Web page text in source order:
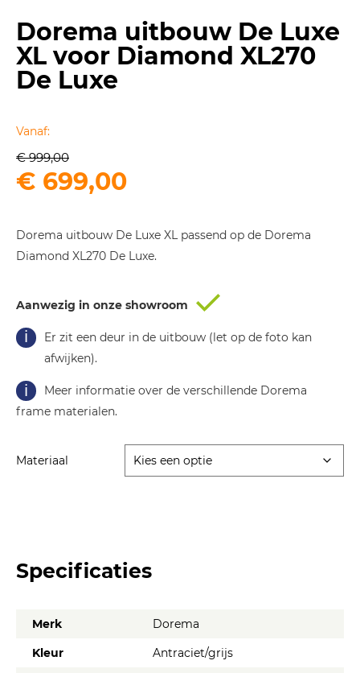
Dorema uitbouw De Luxe
XL voor Diamond XL270
De Luxe
Vanaf:
€999,00
Oorspronkelijke
was:
€ 999,00.
€ 699,00Huidige
is:
€ 699,00.
Dorema uitbouw De Luxe XL passend op de Dorema
Diamond XL270 De Luxe.
Aanwezig in onze showroom
Er zit een deur in de uitbouw (let op de foto kan
afwijken).
Meer informatie over de verschillende Dorema
frame materialen.
Materiaal
Specificaties
Merk
Dorema
Kleur
Antraciet/grijs